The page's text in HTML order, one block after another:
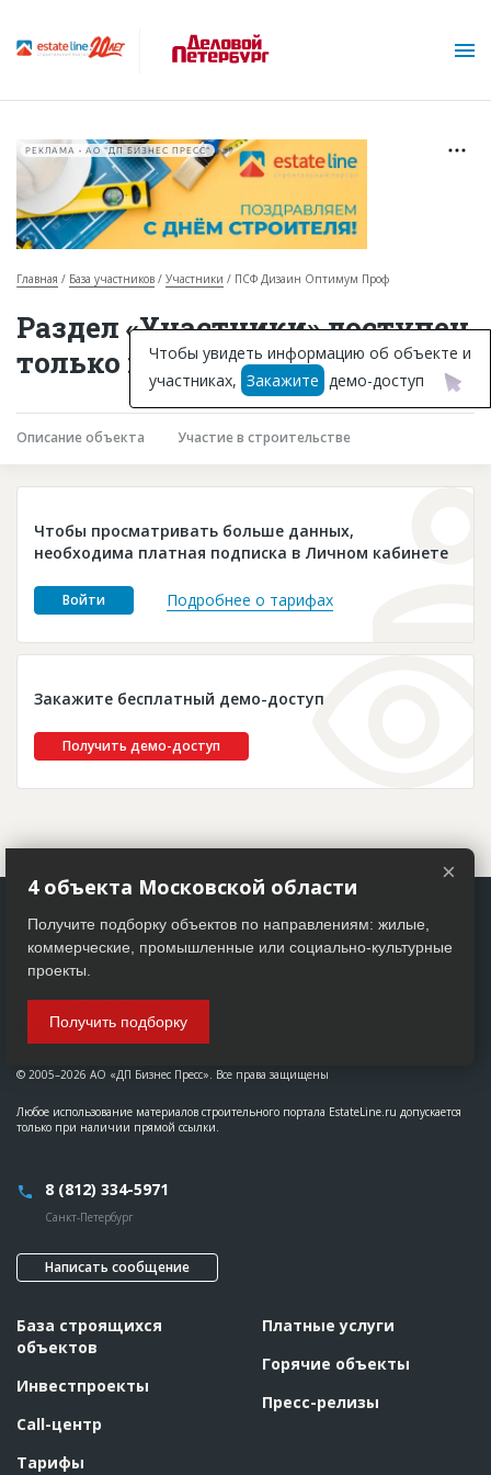
Горячие объекты
База строящихся объектов
Инвестпроекты
Глоссарий
Платные услуги
Пресс-релизы
РЕКЛАМА • АО "ДП БИЗНЕС ПРЕСС"
Главная База участников Участники ПСФ Дизаин Оптимум Проф
Раздел «Участники» доступен
только подписчикам
Описание объекта Участие в строительстве
Чтобы просматривать больше данных,
необходима платная подписка в Личном кабинете
Войти Подробнее о тарифах
Закажите бесплатный демо-доступ
Получить демо-доступ
Чтобы увидеть информацию об объекте и
участниках, Закажите демо-доступ
© 2005–2026 АО «ДП Бизнес Пресс». Все права защищены
Любое использование материалов строительного портала EstateLine.ru допускается
только при наличии прямой ссылки.
8 (812) 334-5971
Санкт-Петербург
Написать сообщение
База строящихся
объектов
Инвестпроекты
Call-центр
Тарифы
Платные услуги
Горячие объекты
Пресс-релизы
×
4 объекта Московской области
Получите подборку объектов по направлениям: жилые,
коммерческие, промышленные или социально-культурные
проекты.
Получить подборку